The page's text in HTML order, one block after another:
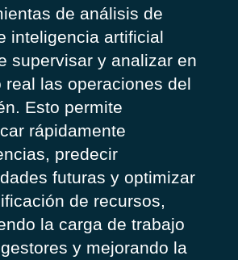
de análisis de
inteligencia artificial
supervisar y analizar en
real las operaciones del
Esto permite
rápidamente
predecir
futuras y optimizar
de recursos,
la carga de trabajo
y mejorando la